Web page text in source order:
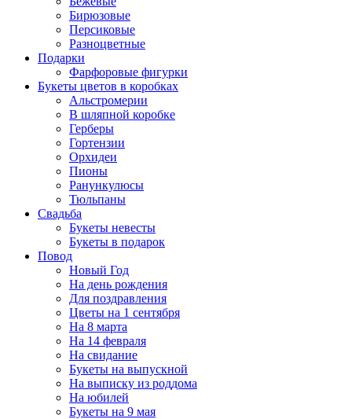
Бирюзовые
Персиковые
Разноцветные
Подарки
Фарфоровые фигурки
Букеты цветов в коробках
Альстромерии
В шляпной коробке
Герберы
Гортензии
Орхидеи
Пионы
Ранункулюсы
Тюльпаны
Свадьба
Букеты невесты
Букеты в подарок
Повод
Новый Год
На день рождения
Для поздравления
Цветы на 1 сентября
На 8 марта
На 14 февраля
На свидание
Букеты на выпускной
На выписку из роддома
На юбилей
Букеты на 9 мая